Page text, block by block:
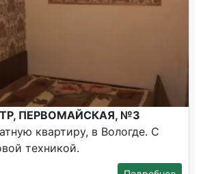
ПЕРВОМАЙСКАЯ, №3
квартиру, в Вологде. С
техникой.